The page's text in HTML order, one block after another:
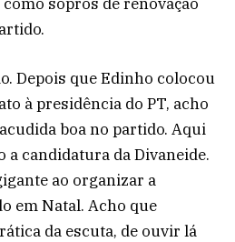
Depois que Edinho colocou
à presidência do PT, acho
boa no partido. Aqui
a candidatura da Divaneide.
ao organizar a
em Natal. Acho que
da escuta, de ouvir lá